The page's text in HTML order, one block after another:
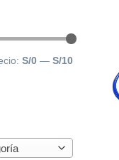
S/0— S/10